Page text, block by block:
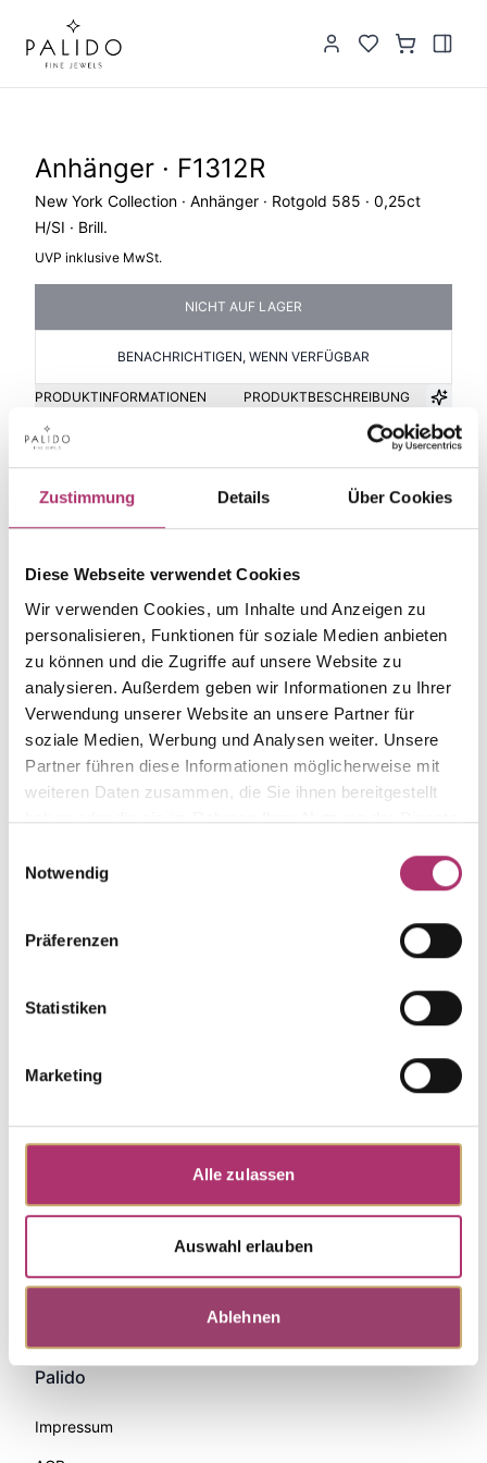
Zustimmung Details Über Cookies
Diese Webseite verwendet Cookies
Wir verwenden Cookies, um Inhalte und Anzeigen zu
personalisieren, Funktionen für soziale Medien anbieten
zu können und die Zugriffe auf unsere Website zu
analysieren. Außerdem geben wir Informationen zu Ihrer
Verwendung unserer Website an unsere Partner für
soziale Medien, Werbung und Analysen weiter. Unsere
Partner führen diese Informationen möglicherweise mit
weiteren Daten zusammen, die Sie ihnen bereitgestellt
haben oder die sie im Rahmen Ihrer Nutzung der Dienste
Notwendig
Präferenzen
Statistiken
Marketing
Alle zulassen
Auswahl erlauben
Ablehnen
Anhänger · F1312R
New York Collection · Anhänger · Rotgold 585 · 0,25ct
H/SI · Brill.
UVP inklusive MwSt.
NICHT AUF LAGER
BENACHRICHTIGEN, WENN VERFÜGBAR
PRODUKTINFORMATIONEN PRODUKTBESCHREIBUNG
Artikelgruppe
Anhänger
Material
Gewicht
Laufnummer
9010595553073
585
Rotgold
-
Steinfarbe
weiß
Steinart
Diamant
Stein
Brill.
Größe
Palido
Impressum